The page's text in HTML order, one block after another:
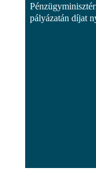
pályázatán díjat